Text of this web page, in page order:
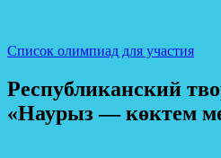
Список олимпиад для участия
Республиканский
«Наурыз — көктем